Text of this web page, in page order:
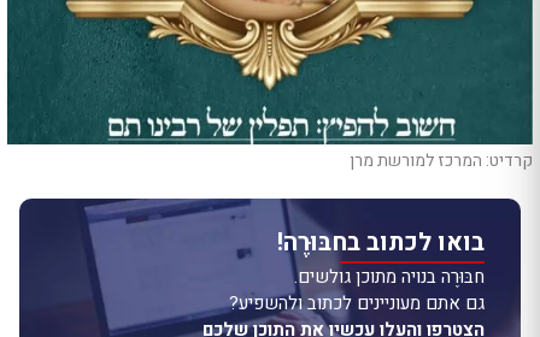
קרדיט: המרכז למורשת מרן
בואו לכתוב בחבּוּרֶה!
חבּוּרֶה בנויה מתוכן גולשים.
גם אתם מעוניינים לכתוב ולהשפיע?
הצטרפו והעלו עכשיו את התוכן שלכם